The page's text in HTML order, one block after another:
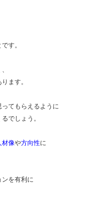
す。
ます。
ってもらえるように
でしょう。
材像や方向性に
を有利に